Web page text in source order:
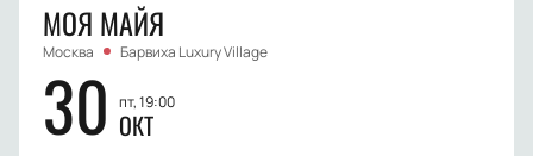
МОЯ МАЙЯ
Москва Барвиха Luxury Village
30 пт, 19:00
ОКТ